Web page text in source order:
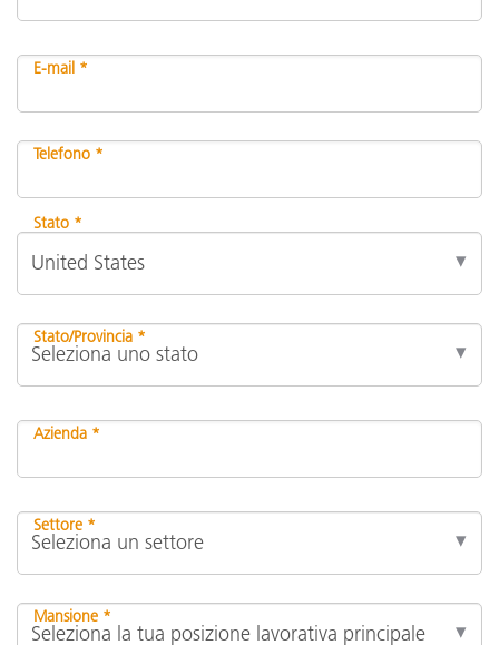
E-mail *
Telefono *
Stato *
Stato/Provincia *
Azienda *
Settore *
Mansione *